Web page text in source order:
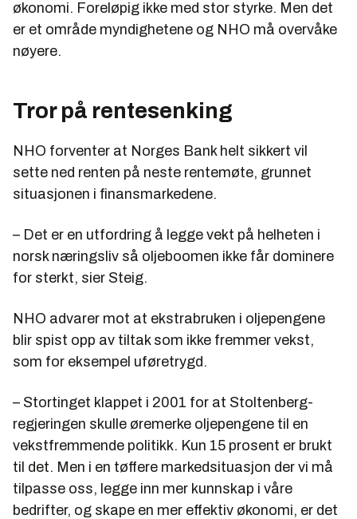
økonomi. Foreløpig ikke med stor styrke. Men det
er et område myndighetene og NHO må overvåke
nøyere.
Tror på rentesenking
NHO forventer at Norges Bank helt sikkert vil
sette ned renten på neste rentemøte, grunnet
situasjonen i finansmarkedene.
– Det er en utfordring å legge vekt på helheten i
norsk næringsliv så oljeboomen ikke får dominere
for sterkt, sier Steig.
NHO advarer mot at ekstrabruken i oljepengene
blir spist opp av tiltak som ikke fremmer vekst,
som for eksempel uføretrygd.
– Stortinget klappet i 2001 for at Stoltenberg-
regjeringen skulle øremerke oljepengene til en
vekstfremmende politikk. Kun 15 prosent er brukt
til det. Men i en tøffere markedsituasjon der vi må
tilpasse oss, legge inn mer kunnskap i våre
bedrifter, og skape en mer effektiv økonomi, er det